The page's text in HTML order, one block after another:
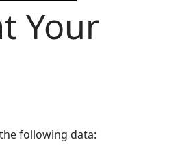
Your
following data: